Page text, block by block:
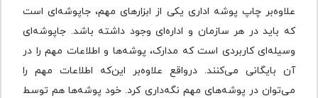
علاوه‌بر چاپ پوشه اداری یکی از ابزارهای مهم، جاپوشه‌ای است
که باید در هر سازمان و اداره‌ای وجود داشته باشد. جاپوشه‌ای
وسیله‌ای کاربردی است که مدارک، پوشه‌ها و اطلاعات مهم را در
آن بایگانی می‌کنند. در‌واقع علاوه‌بر ‌این‌که اطلاعات مهم را
می‌توان در پوشه‌های مهم نگه‌داری کرد. خود پوشه‌ها هم توسط